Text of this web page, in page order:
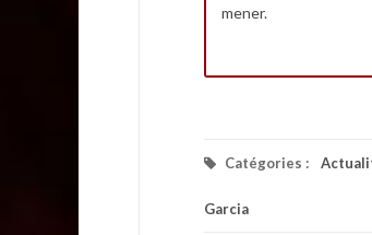
mener.
Catégories :
Garcia